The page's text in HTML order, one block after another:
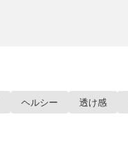
ヘルシー 透け感